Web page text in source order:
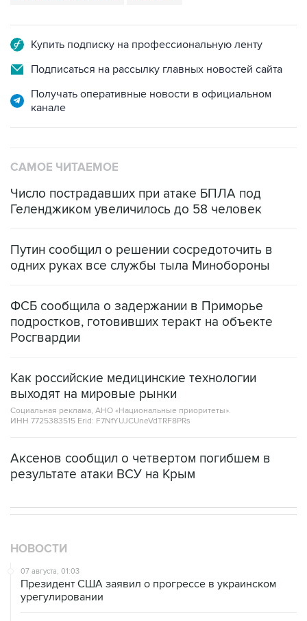
Купить подписку на профессиональную ленту
Подписаться на рассылку главных новостей сайта
Получать оперативные новости в официальном
канале
САМОЕ ЧИТАЕМОЕ
Число пострадавших при атаке БПЛА под
Геленджиком увеличилось до 58 человек
Путин сообщил о решении сосредоточить в
одних руках все службы тыла Минобороны
ФСБ сообщила о задержании в Приморье
подростков, готовивших теракт на объекте
Росгвардии
Как российские медицинские технологии
выходят на мировые рынки
Социальная реклама, АНО «Национальные приоритеты».
ИНН 7725383515 Erid: F7NfYUJCUneVdTRF8PRs
Аксенов сообщил о четвертом погибшем в
результате атаки ВСУ на Крым
НОВОСТИ
07 августа, 01:03
Президент США заявил о прогрессе в украинском
урегулировании